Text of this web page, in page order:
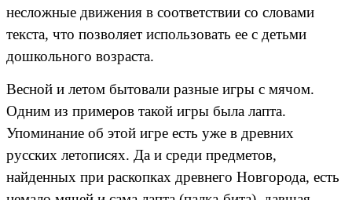
несложные движения в соответствии со словами
текста, что позволяет использовать ее с детьми
дошкольного возраста.
Весной и летом бытовали разные игры с мячом.
Одним из примеров такой игры была лапта.
Упоминание об этой игре есть уже в древних
русских летописях. Да и среди предметов,
найденных при раскопках древнего Новгорода, есть